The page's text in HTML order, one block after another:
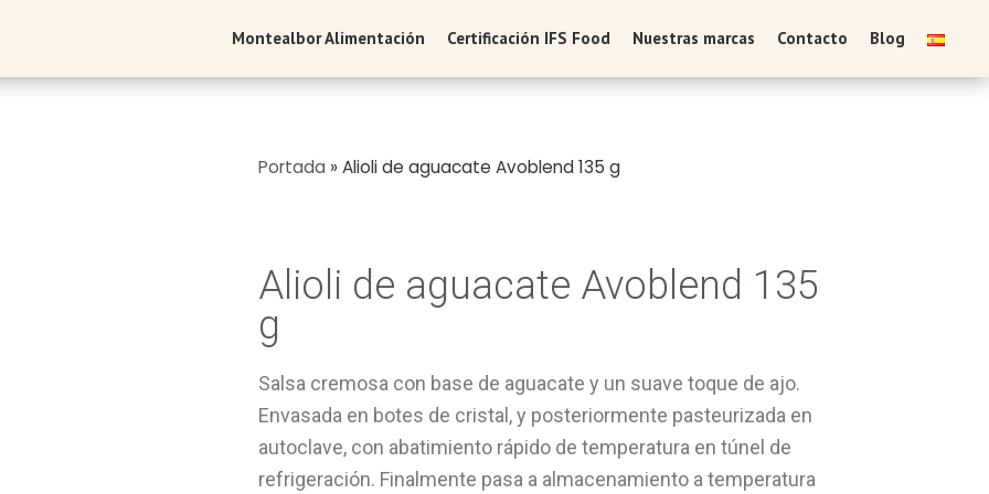
Montealbor Alimentación Certificación IFS Food Nuestras marcas Contacto Blog
Portada »Alioli de aguacate Avoblend 135 g
Alioli de aguacate Avoblend 135
g
Salsa cremosa con base de aguacate y un suave toque de ajo.
Envasada en botes de cristal, y posteriormente pasteurizada en
autoclave, con abatimiento rápido de temperatura en túnel de
refrigeración. Finalmente pasa a almacenamiento a temperatura